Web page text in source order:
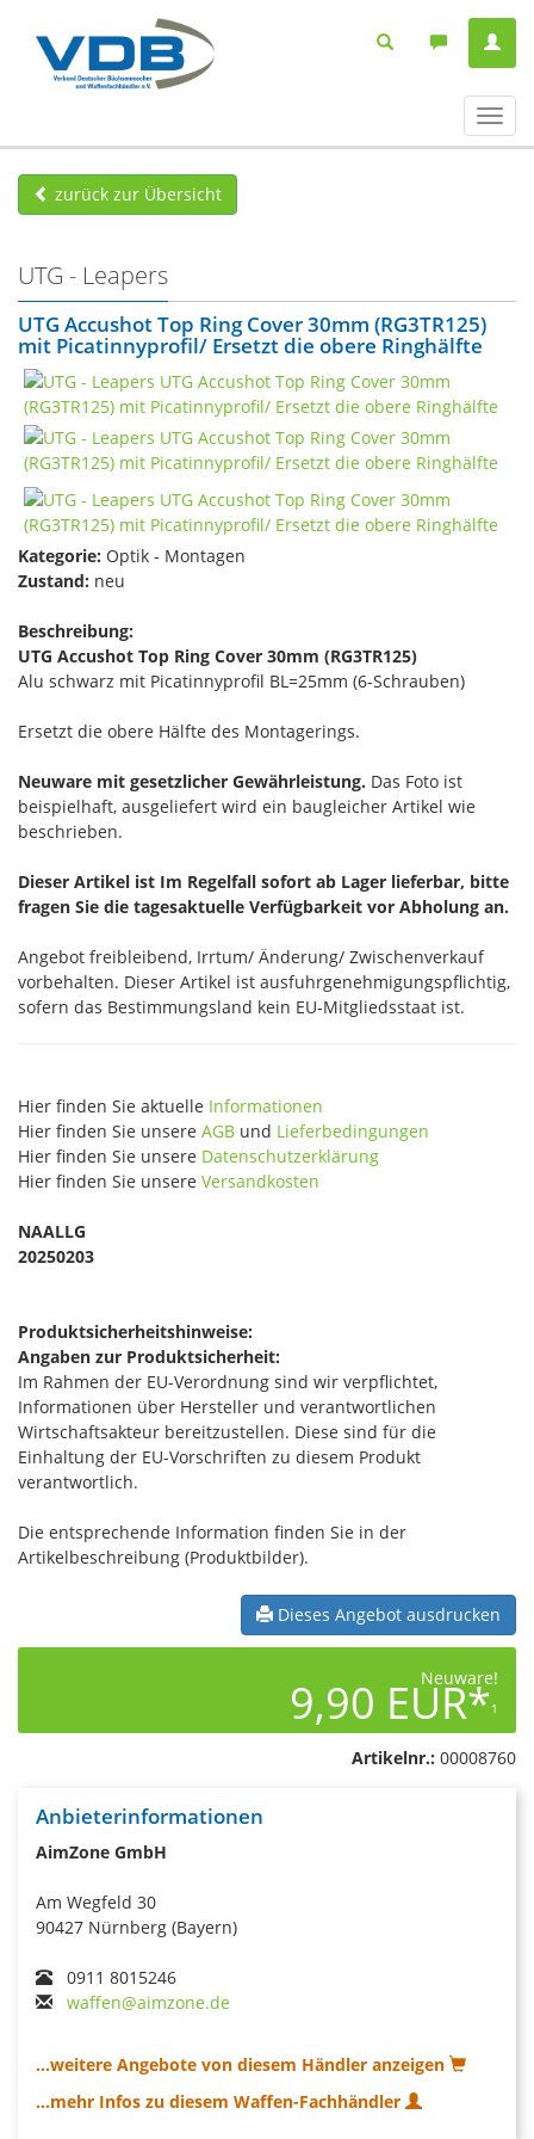
ein-/
zurück zur Übersicht
UTG - Leapers
UTG Accushot Top Ring Cover 30mm (RG3TR125)
mit Picatinnyprofil/ Ersetzt die obere Ringhälfte
Kategorie: Optik - Montagen
Zustand: neu
Beschreibung:
UTG Accushot Top Ring Cover 30mm (RG3TR125)
Alu schwarz mit Picatinnyprofil BL=25mm (6-Schrauben)
Ersetzt die obere Hälfte des Montagerings.
Neuware mit gesetzlicher Gewährleistung. Das Foto ist
beispielhaft, ausgeliefert wird ein baugleicher Artikel wie
beschrieben.
Dieser Artikel ist Im Regelfall sofort ab Lager lieferbar, bitte
fragen Sie die tagesaktuelle Verfügbarkeit vor Abholung an.
Angebot freibleibend, Irrtum/ Änderung/ Zwischenverkauf
vorbehalten. Dieser Artikel ist ausfuhrgenehmigungspflichtig,
sofern das Bestimmungsland kein EU-Mitgliedsstaat ist.
Hier finden Sie aktuelle Informationen
Hier finden Sie unsere AGB und Lieferbedingungen
Hier finden Sie unsere Datenschutzerklärung
Hier finden Sie unsere Versandkosten
NAALLG
20250203
Produktsicherheitshinweise:
Angaben zur Produktsicherheit:
Im Rahmen der EU-Verordnung sind wir verpflichtet,
Informationen über Hersteller und verantwortlichen
Wirtschaftsakteur bereitzustellen. Diese sind für die
Einhaltung der EU-Vorschriften zu diesem Produkt
verantwortlich.
Die entsprechende Information finden Sie in der
Artikelbeschreibung (Produktbilder).
Dieses Angebot ausdrucken
Neuware!
9,90 EUR*1
Artikelnr.: 00008760
Anbieterinformationen
AimZone GmbH
Am Wegfeld 30
90427 Nürnberg (Bayern)
0911 8015246
waffen@aimzone.de
...weitere Angebote von diesem Händler anzeigen
...mehr Infos zu diesem Waffen-Fachhändler